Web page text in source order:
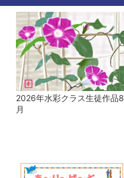
2026年水彩クラス生徒作品8
月